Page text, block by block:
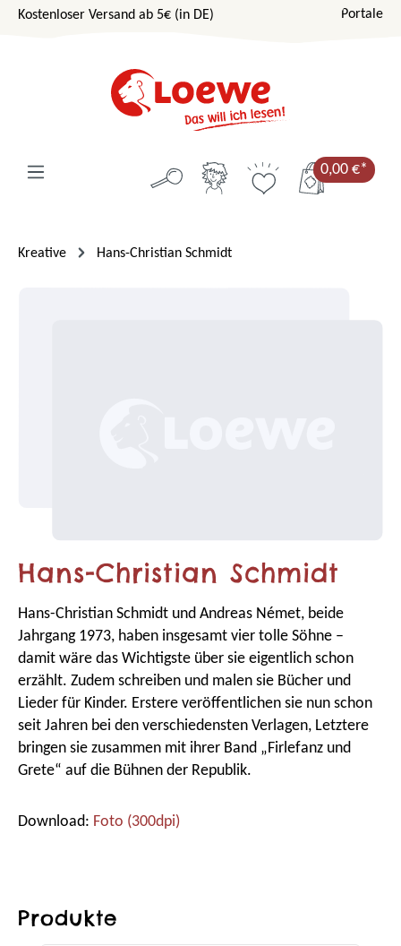
Zum Hauptinhalt springen
Kostenloser Versand ab 5€ (in DE) Portale
0,00 €*
Kreative Hans-Christian Schmidt
Hans-Christian Schmidt
Hans-Christian Schmidt und Andreas Német, beide
Jahrgang 1973, haben insgesamt vier tolle Söhne –
damit wäre das Wichtigste über sie eigentlich schon
erzählt. Zudem schreiben und malen sie Bücher und
Lieder für Kinder. Erstere veröffentlichen sie nun schon
seit Jahren bei den verschiedensten Verlagen, Letztere
bringen sie zusammen mit ihrer Band „Firlefanz und
Grete“ auf die Bühnen der Republik.
Download: Foto (300dpi)
Produkte